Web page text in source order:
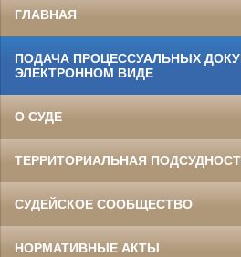
ГЛАВНАЯ
ПОДАЧА ПРОЦЕССУАЛЬНЫХ
ЭЛЕКТРОННОМ ВИДЕ
О СУДЕ
ТЕРРИТОРИАЛЬНАЯ
СУДЕЙСКОЕ СООБЩЕСТВО
НОРМАТИВНЫЕ АКТЫ